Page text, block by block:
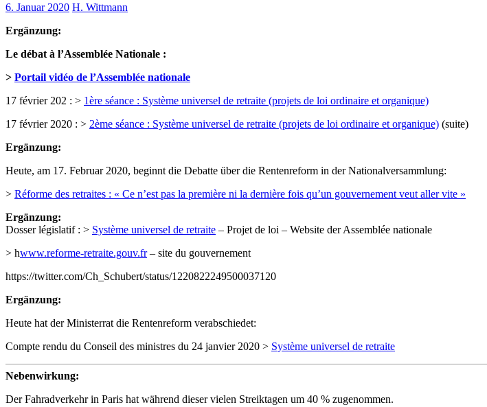
6. Januar 2020 H. Wittmann
Ergänzung:
Le débat à l’Assemblée Nationale :
> Portail vidéo de l’Assemblée nationale
17 février 202 : > 1ère séance : Système universel de retraite (projets de loi ordinaire et organique)
17 février 2020 : > 2ème séance : Système universel de retraite (projets de loi ordinaire et organique) (suite)
Ergänzung:
Heute, am 17. Februar 2020, beginnt die Debatte über die Rentenreform in der Nationalversammlung:
> Réforme des retraites : « Ce n’est pas la première ni la dernière fois qu’un gouvernement veut aller vite »
Ergänzung:
Dosser législatif : > Système universel de retraite – Projet de loi – Website der Assemblée nationale
> hwww.reforme-retraite.gouv.fr– site du gouvernement
https://twitter.com/Ch_Schubert/status/1220822249500037120
Ergänzung:
Heute hat der Ministerrat die Rentenreform verabschiedet:
Compte rendu du Conseil des ministres du 24 janvier 2020 > Système universel de retraite
Nebenwirkung:
Der Fahradverkehr in Paris hat während dieser vielen Streiktagen um 40 % zugenommen.